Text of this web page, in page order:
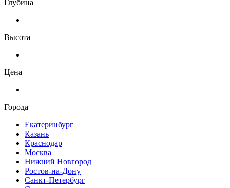
Глубина
Высота
Цена
Города
Екатеринбург
Казань
Краснодар
Москва
Нижний Новгород
Ростов-на-Дону
Санкт-Петербург